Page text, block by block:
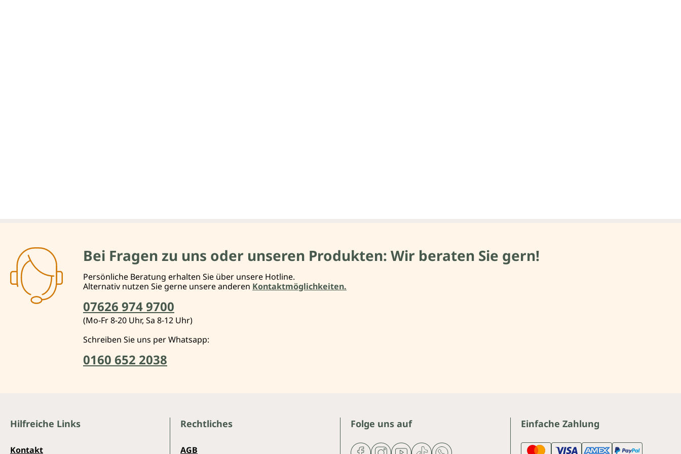
Bei Fragen zu uns oder unseren Produkten: Wir beraten Sie gern!
Persönliche Beratung erhalten Sie über unsere Hotline.
Alternativ nutzen Sie gerne unsere anderen Kontaktmöglichkeiten.
07626 974 9700
(Mo-Fr 8-20 Uhr, Sa 8-12 Uhr)
Schreiben Sie uns per Whatsapp:
0160 652 2038
Folge uns auf Einfache Zahlung
Hilfreiche Links
Kontakt
Rechtliches
AGB